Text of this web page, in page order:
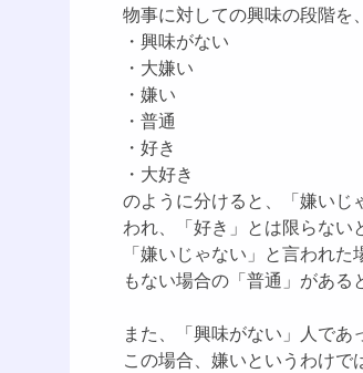
物事に対しての興味の段階を
・興味がない
・大嫌い
・嫌い
・普通
・好き
・大好き
のように分けると、「嫌いじ
われ、「好き」とは限らない
「嫌いじゃない」と言われ
もない場合の「普通」がある
また、「興味がない」人であ
この場合、嫌いというわけで